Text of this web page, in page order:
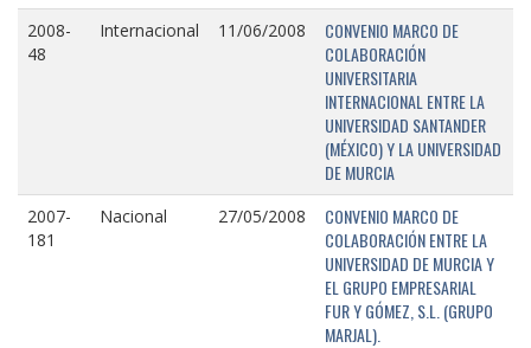
2008-
48
Internacional 11/06/2008
CONVENIO MARCO DE
COLABORACIÓN
UNIVERSITARIA
INTERNACIONAL ENTRE LA
UNIVERSIDAD SANTANDER
(MÉXICO) Y LA UNIVERSIDAD
DE MURCIA
2007-
181
Nacional 27/05/2008
CONVENIO MARCO DE
COLABORACIÓN ENTRE LA
UNIVERSIDAD DE MURCIA Y
EL GRUPO EMPRESARIAL
FUR Y GÓMEZ, S.L. (GRUPO
MARJAL).